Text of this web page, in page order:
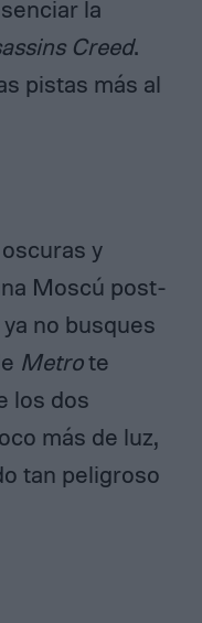
la
Creed.
pistas más al
y
Moscú post-
no busques
Metrote
los dos
más de luz,
tan peligroso